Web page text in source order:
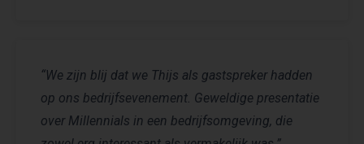
“We zijn blij dat we Thijs als gastspreker hadden
op ons bedrijfsevenement. Geweldige presentatie
over Millennials in een bedrijfsomgeving, die